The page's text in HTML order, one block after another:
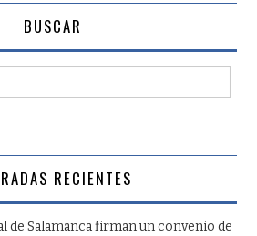
BUSCAR
RECIENTES
de Salamanca firman un convenio de